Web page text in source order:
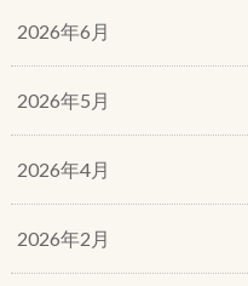
2026年6月
2026年5月
2026年4月
2026年2月